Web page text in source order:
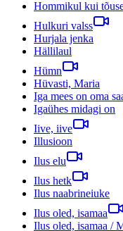
Hommikul kui
Hulkuri valss
Hurjala jenka
Hällilaul
Hümn
Hüvasti, Maria
Iga mees on oma
Igaühes midagi on
Iive, iive
Illusioon
Ilus elu
Ilus hetk
Ilus naabrineiuke
Ilus oled, isamaa
Ilus oled, isamaa /